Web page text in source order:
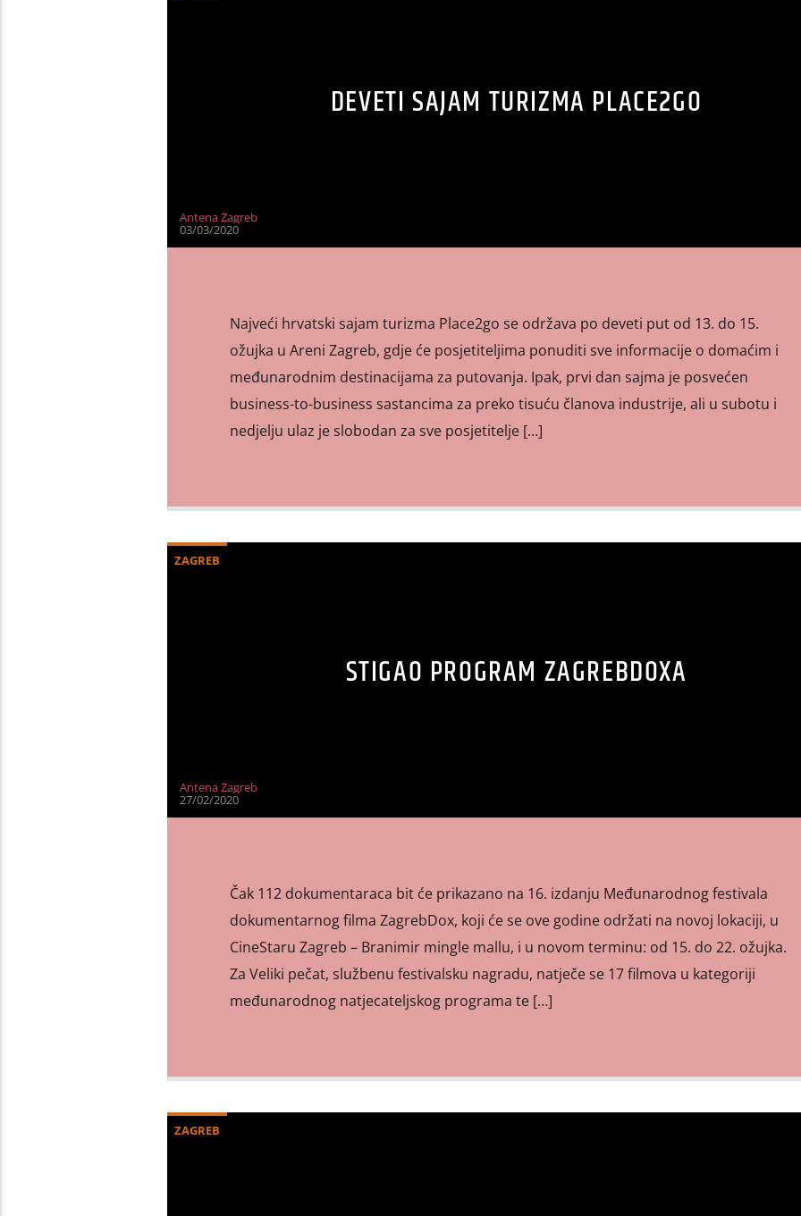
DEVETI SAJAM TURIZMA PLACE2GO
Antena Zagreb
03/03/2020
Najveći hrvatski sajam turizma Place2go se održava po deveti put od 13. do 15.
ožujka u Areni Zagreb, gdje će posjetiteljima ponuditi sve informacije o domaćim i
međunarodnim destinacijama za putovanja. Ipak, prvi dan sajma je posvećen
business-to-business sastancima za preko tisuću članova industrije, ali u subotu i
nedjelju ulaz je slobodan za sve posjetitelje […]
ZAGREB
STIGAO PROGRAM ZAGREBDOXA
Antena Zagreb
27/02/2020
Čak 112 dokumentaraca bit će prikazano na 16. izdanju Međunarodnog festivala
dokumentarnog filma ZagrebDox, koji će se ove godine održati na novoj lokaciji, u
CineStaru Zagreb – Branimir mingle mallu, i u novom terminu: od 15. do 22. ožujka.
Za Veliki pečat, službenu festivalsku nagradu, natječe se 17 filmova u kategoriji
međunarodnog natjecateljskog programa te […]
ZAGREB